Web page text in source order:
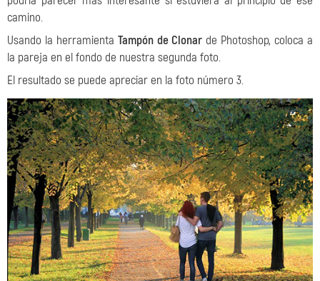
camino.
Usando la herramienta Tampón de Clonar de Photoshop, coloca a
la pareja en el fondo de nuestra segunda foto.
El resultado se puede apreciar en la foto número 3.